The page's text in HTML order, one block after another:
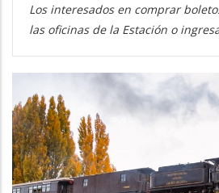
Los interesados en comprar
las oficinas de la Estación o